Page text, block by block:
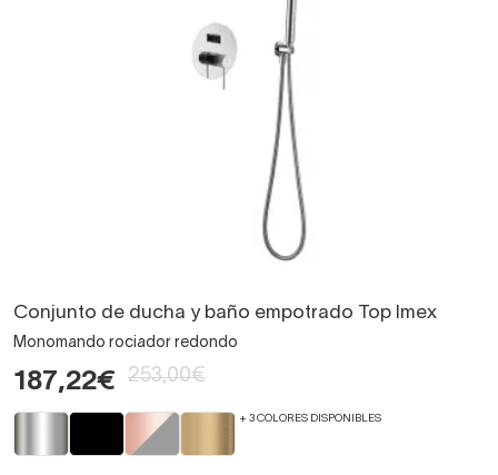
Conjunto de ducha y baño empotrado Top Imex
Monomando rociador redondo
187,22€ 253,00€
+ 3 COLORES DISPONIBLES